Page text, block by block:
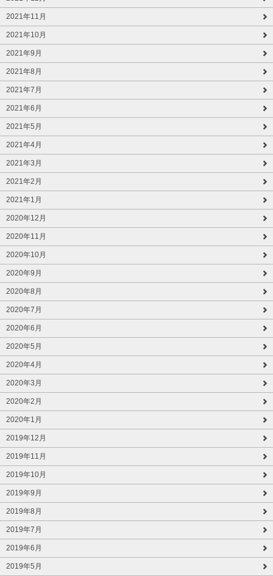
2021年11月
2021年10月
2021年9月
2021年8月
2021年7月
2021年6月
2021年5月
2021年4月
2021年3月
2021年2月
2021年1月
2020年12月
2020年11月
2020年10月
2020年9月
2020年8月
2020年7月
2020年6月
2020年5月
2020年4月
2020年3月
2020年2月
2020年1月
2019年12月
2019年11月
2019年10月
2019年9月
2019年8月
2019年7月
2019年6月
2019年5月